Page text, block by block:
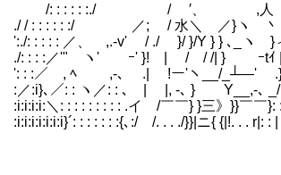
/: : : : : :./ / ′、 ,人
./ / : : : : : :/ ／; / 水＼ ／}ヽ 丶
':./: : : : : ／、 ,.-v' / ./ }/ }/Y } } ､_ヽ
./: : : :／'" ヽ' ｰ' }! | / / /| } ゞｰtｲ
': : :／ , ﾍ ,-､ .| !ー'ヽ__/_┴―' .}
:／:i}､／: : ヽ／: : ､ | |, -､ } Y__,-､
:i:i:i:i:＼: : : : : : : : : .イ /￣￣} }三》}}￣
:i:i:i:i:i:i:i}´: : : : : : :{､:/ /. . . ./}}|ニ{ {|!. . .